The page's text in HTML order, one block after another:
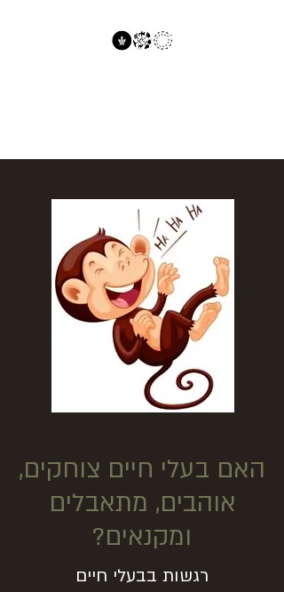
האם בעלי חיים צוחקים,
אוהבים, מתאבלים
ומקנאים?
רגשות בבעלי חיים